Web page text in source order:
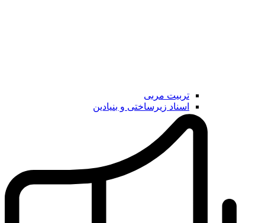
تربیت مربی
اسناد زیرساختی و بنیادین